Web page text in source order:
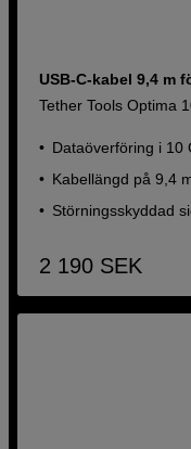
USB-C-kabel 9,4 m
Tether Tools Optima
Dataöverföring i 10
Kabellängd på 9,4
Störningsskyddad
2 190 SEK